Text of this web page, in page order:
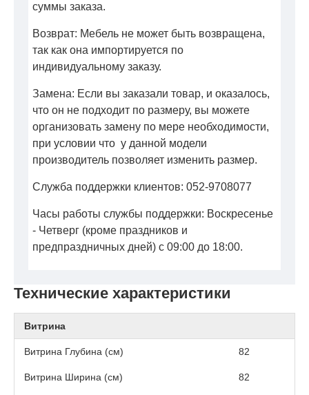
Технические характеристики
Витрина
Витрина Глубина (см) 82
Витрина Ширина (см) 82
суммы заказа.
Возврат: Мебель не может быть возвращена,
так как она импортируется по
индивидуальному заказу.
Замена: Если вы заказали товар, и оказалось,
что он не подходит по размеру, вы можете
организовать замену по мере необходимости,
при условии что у данной модели
производитель позволяет изменить размер.
Служба поддержки клиентов: 052-9708077
Часы работы службы поддержки: Воскресенье
- Четверг (кроме праздников и
предпраздничных дней) с 09:00 до 18:00.